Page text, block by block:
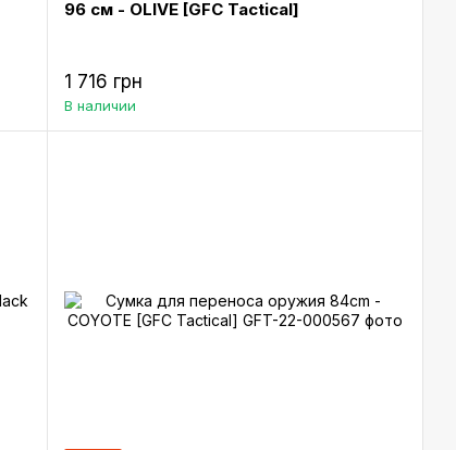
96 см - OLIVE [GFC Tactical]
1 716 грн
В наличии